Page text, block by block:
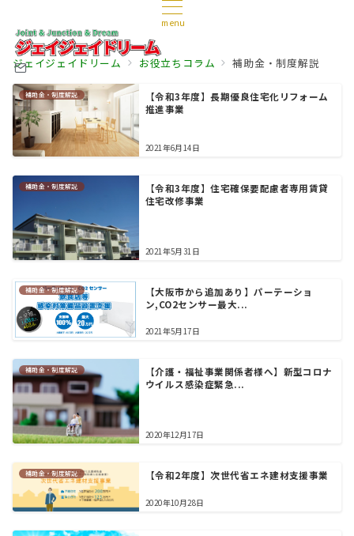
menu
ジェイジェイドリーム お役立ちコラム 補助金・制度解説
補助金・制度解説
【令和3年度】長期優良住宅化リフォーム
推進事業
2021年6月14日
補助金・制度解説
【令和3年度】住宅確保要配慮者専用賃貸
住宅改修事業
2021年5月31日
補助金・制度解説
【大阪市から追加あり】パーテーショ
ン,CO2センサー最大...
2021年5月17日
補助金・制度解説
【介護・福祉事業関係者様へ】新型コロナ
ウイルス感染症緊急...
2020年12月17日
補助金・制度解説 【令和2年度】次世代省エネ建材支援事業
2020年10月28日